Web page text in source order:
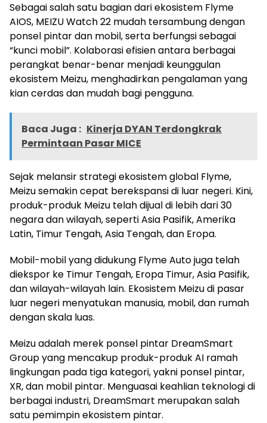
Sebagai salah satu bagian dari ekosistem Flyme
AIOS, MEIZU Watch 22 mudah tersambung dengan
ponsel pintar dan mobil, serta berfungsi sebagai
“kunci mobil”. Kolaborasi efisien antara berbagai
perangkat benar-benar menjadi keunggulan
ekosistem Meizu, menghadirkan pengalaman yang
kian cerdas dan mudah bagi pengguna.
Baca Juga : Kinerja DYAN Terdongkrak
Permintaan Pasar MICE
Sejak melansir strategi ekosistem global Flyme,
Meizu semakin cepat berekspansi di luar negeri. Kini,
produk-produk Meizu telah dijual di lebih dari 30
negara dan wilayah, seperti Asia Pasifik, Amerika
Latin, Timur Tengah, Asia Tengah, dan Eropa.
Mobil-mobil yang didukung Flyme Auto juga telah
diekspor ke Timur Tengah, Eropa Timur, Asia Pasifik,
dan wilayah-wilayah lain. Ekosistem Meizu di pasar
luar negeri menyatukan manusia, mobil, dan rumah
dengan skala luas.
Meizu adalah merek ponsel pintar DreamSmart
Group yang mencakup produk-produk AI ramah
lingkungan pada tiga kategori, yakni ponsel pintar,
XR, dan mobil pintar. Menguasai keahlian teknologi di
berbagai industri, DreamSmart merupakan salah
satu pemimpin ekosistem pintar.